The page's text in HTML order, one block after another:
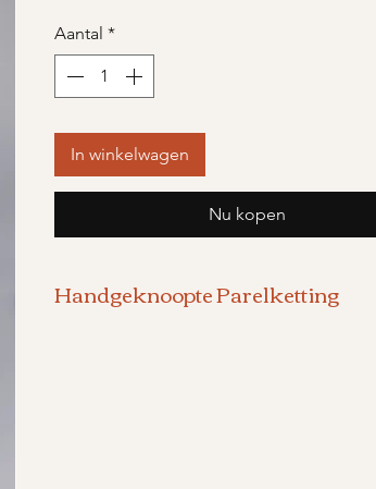
Aantal *
In winkelwagen
Nu kopen
Handgeknoopte Parelketting